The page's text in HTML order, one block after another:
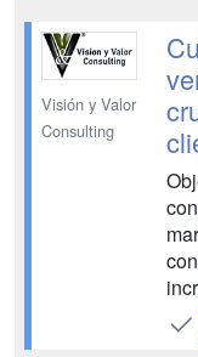
al
Visión y Valor
Consulting